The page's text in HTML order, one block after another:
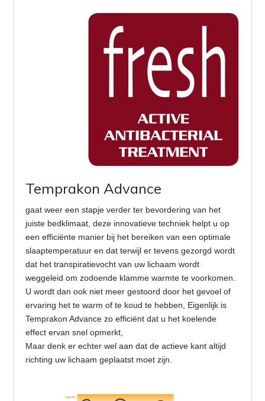
Temprakon Advance
gaat weer een stapje verder ter bevordering van het
juiste bedklimaat, deze innovatieve techniek helpt u op
een efficiënte manier bij het bereiken van een optimale
slaaptemperatuur en dat terwijl er tevens gezorgd wordt
dat het transpiratievocht van uw lichaam wordt
weggeleid om zodoende klamme warmte te voorkomen.
U wordt dan ook niet meer gestoord door het gevoel of
ervaring het te warm of te koud te hebben, Eigenlijk is
Temprakon Advance zo efficiënt dat u het koelende
effect ervan snel opmerkt,
Maar denk er echter wel aan dat de actieve kant altijd
richting uw lichaam geplaatst moet zijn.